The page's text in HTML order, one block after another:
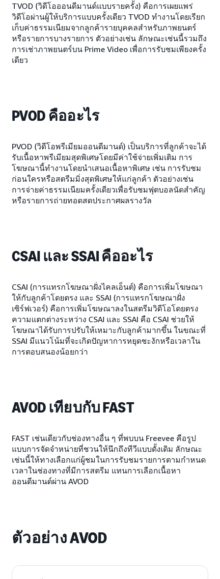
TVOD (วิดีโอออนดีมานด์แบบรายครั้ง) คือการเผยแพร่
วิดีโอผ่านผู้ให้บริการแบบครั้งเดียว TVOD ทำงานโดยเรียก
เก็บค่าธรรมเนียมจากลูกค้ารายบุคคลสำหรับภาพยนตร์
หรือรายการบางรายการ ตัวอย่างเช่น ลักษณะเช่นนี้รวมถึง
การเช่าภาพยนตร์บน Prime Video เพื่อการรับชมเพียงครั้ง
เดียว
PVOD คืออะไร
PVOD (วิดีโอพรีเมียมออนดีมานด์) เป็นบริการที่ลูกค้าจะได้
รับเนื้อหาพรีเมียมสุดพิเศษโดยมีค่าใช้จ่ายเพิ่มเติม การ
โฆษณานี้ทำงานโดยนำเสนอเนื้อหาพิเศษ เช่น การรับชม
ก่อนใครหรือสตรีมมิ่งสุดพิเศษให้แก่ลูกค้า ตัวอย่างเช่น
การจ่ายค่าธรรมเนียมครั้งเดียวเพื่อรับชมฟุตบอลนัดสำคัญ
หรือรายการถ่ายทอดสดประกาศผลรางวัล
CSAI และ SSAI คืออะไร
CSAI (การแทรกโฆษณาฝั่งไคลเอ็นต์) คือการเพิ่มโฆษณา
ให้กับลูกค้าโดยตรง และ SSAI (การแทรกโฆษณาฝั่ง
เซิร์ฟเวอร์) คือการเพิ่มโฆษณาลงในสตรีมวิดีโอโดยตรง
ความแตกต่างระหว่าง CSAI และ SSAI คือ CSAI ช่วยให้
โฆษณาได้รับการปรับให้เหมาะกับลูกค้ามากขึ้น ในขณะที่
SSAI มีแนวโน้มที่จะเกิดปัญหาการหยุดชะงักหรือเวลาใน
การตอบสนองน้อยกว่า
AVOD เทียบกับ FAST
FAST เช่นเดียวกับช่องทางอื่น ๆ ที่พบบน Freevee คือรูป
แบบการจัดจำหน่ายที่ชวนให้นึกถึงทีวีแบบดั้งเดิม ลักษณะ
เช่นนี้ให้ทางเลือกแก่ผู้ชมในการรับชมรายการตามกำหนด
เวลาในช่องทางที่มีการสตรีม แทนการเลือกเนื้อหา
ออนดีมานด์ผ่าน AVOD
ตัวอย่าง AVOD